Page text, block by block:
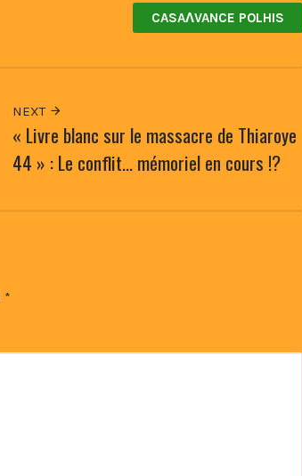
CASAɅVANCE POLHIS
NEXT
« Livre blanc sur le massacre de Thiaroye
44 » : Le conflit… mémoriel en cours !?
*